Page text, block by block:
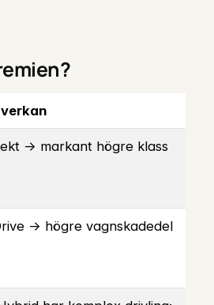
→ markant högre klass
→ högre vagnskadedel